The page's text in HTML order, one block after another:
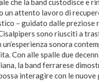
un attento lavoro di
– guidato dalle preziose
sono riusciti a
sonora
Con alle spalle due
la band ferrarese
interagire con le nuove